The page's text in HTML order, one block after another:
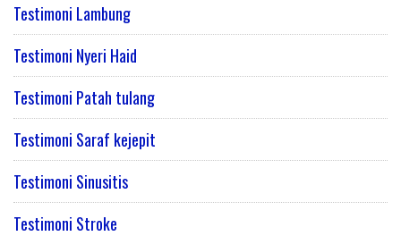
Testimoni Lambung
Testimoni Nyeri Haid
Testimoni Patah tulang
Testimoni Saraf kejepit
Testimoni Sinusitis
Testimoni Stroke